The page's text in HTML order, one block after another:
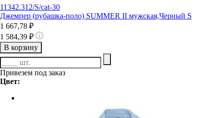
11342.312/S/cat-30
Джемпер (рубашка-поло) SUMMER II мужская,Черный S
1 667,78 ₽
1 584,39 ₽
В корзину
Привезем под заказ
Цвет: